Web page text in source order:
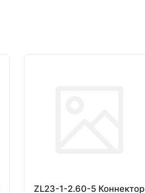
ZL23-1-2.60-5 Коннектор